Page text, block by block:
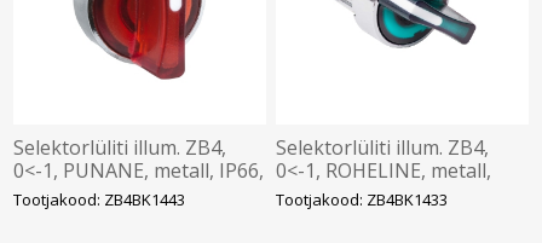
Selektorlüliti illum. ZB4,
0<-1, PUNANE, metall, IP66,
ilma adapterita, Schneider
Tootjakood: ZB4BK1443
Selektorlüliti illum. ZB4,
0<-1, ROHELINE, metall,
IP66, ilma adapterita,
Schneider
Tootjakood: ZB4BK1433